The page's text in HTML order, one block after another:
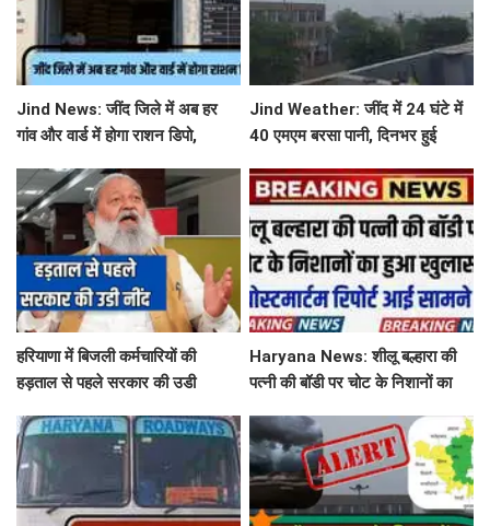
Jind News: जींद जिले में अब हर
गांव और वार्ड में होगा राशन डिपो,
प्राथमिकता
Jind Weather: जींद में 24 घंटे में
40 एमएम बरसा पानी, दिनभर हुई
हरियाणा में बिजली कर्मचारियों की
हड़ताल से पहले सरकार की उडी
Haryana News: शीलू बल्हारा की
पत्नी की बॉडी पर चोट के निशानों का
सामने